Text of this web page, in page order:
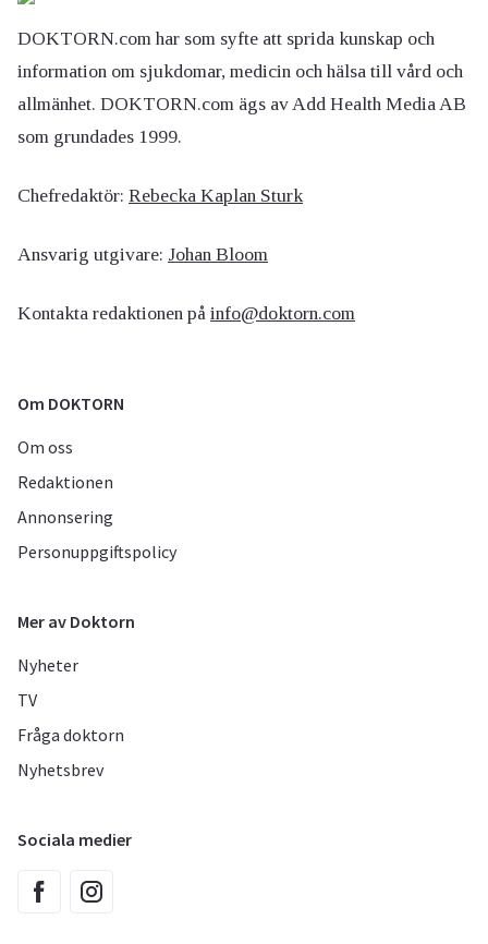
DOKTORN.com har som syfte att sprida kunskap och
information om sjukdomar, medicin och hälsa till vård och
allmänhet. DOKTORN.com ägs av Add Health Media AB
som grundades 1999.
Chefredaktör: Rebecka Kaplan Sturk
Ansvarig utgivare: Johan Bloom
Kontakta redaktionen på info@doktorn.com
Om DOKTORN
Om oss
Redaktionen
Annonsering
Personuppgiftspolicy
Mer av Doktorn
Nyheter
TV
Fråga doktorn
Nyhetsbrev
Sociala medier